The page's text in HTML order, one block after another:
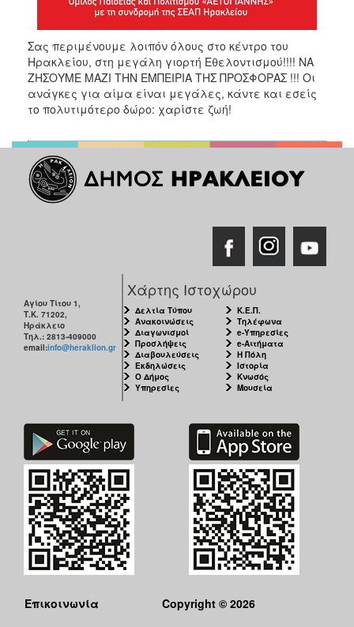
Σας περιμένουμε λοιπόν όλους στο κέντρο του
Ηρακλείου, στη μεγάλη γιορτή Εθελοντισμού!!!! ΝΑ
ΖΗΣΟΥΜΕ ΜΑΖΙ ΤΗΝ ΕΜΠΕΙΡΙΑ ΤΗΣ ΠΡΟΣΦΟΡΑΣ !!! Οι
ανάγκες για αίμα είναι μεγάλες, κάντε και εσείς
το πολυτιμότερο δώρο: χαρίστε ζωή!
Αγίου Τίτου 1,
Τ.Κ. 71202,
Ηράκλειο
Τηλ.: 2813-409000
email:info@heraklion.gr
Χάρτης Ιστοχώρου
Δελτία Τύπου
Ανακοινώσεις
Διαγωνισμοί
Προσλήψεις
Διαβουλεύσεις
Εκδηλώσεις
Ο Δήμος
Υπηρεσίες
Κ.Ε.Π.
Τηλέφωνα
e-Υπηρεσίες
e-Αιτήματα
Η Πόλη
Ιστορία
Κνωσός
Μουσεία
Επικοινωνία
Copyright © 2026